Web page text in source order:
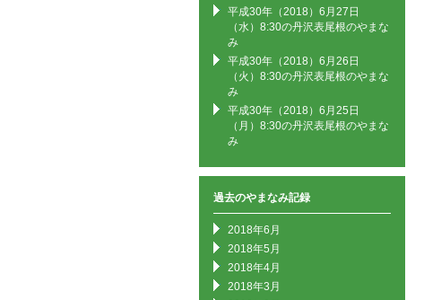
平成30年（2018）6月27日
（水）8:30の丹沢表尾根のやまな
み
平成30年（2018）6月26日
（火）8:30の丹沢表尾根のやまな
み
平成30年（2018）6月25日
（月）8:30の丹沢表尾根のやまな
み
過去のやまなみ記録
2018年6月
2018年5月
2018年4月
2018年3月